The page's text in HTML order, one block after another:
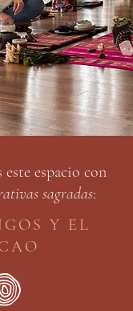
espacio con
sagradas:
Y EL